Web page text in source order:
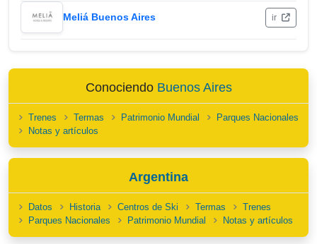
Meliá Buenos Aires ir
Conociendo Buenos Aires
Trenes Termas Patrimonio Mundial
Parques Nacionales
Notas y artículos
Argentina
Datos Historia Centros de Ski Termas
Trenes
Parques Nacionales
Patrimonio Mundial Notas y artículos